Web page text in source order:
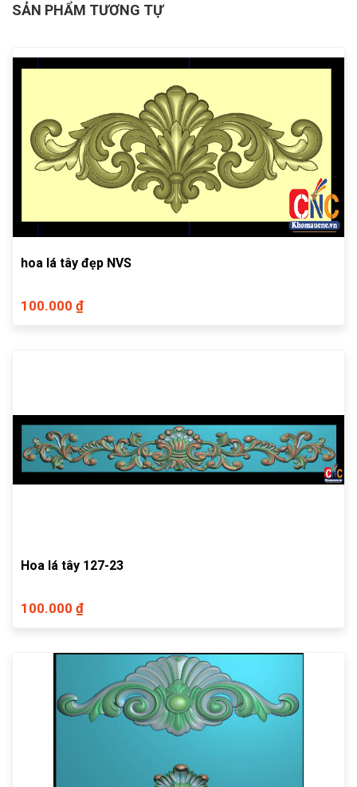
SẢN PHẨM TƯƠNG TỰ
hoa lá tây đẹp NVS
100.000 ₫
Hoa lá tây 127-23
100.000 ₫